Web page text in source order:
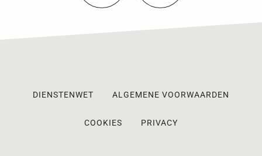
DIENSTENWET ALGEMENE VOORWAARDEN
COOKIES PRIVACY